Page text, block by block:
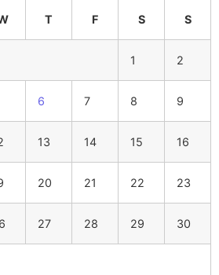
T F S S
1 2
6 7 8 9
13 14 15 16
20 21 22 23
27 28 29 30